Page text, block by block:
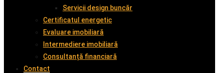
Servicii design buncăr
Certificatul energetic
Evaluare imobiliară
Intermediere imobiliară
Consultanță financiară
Contact